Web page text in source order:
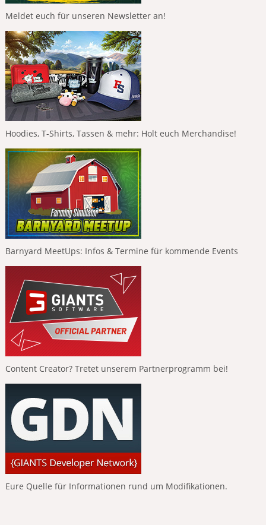
Meldet euch für unseren Newsletter an!
Hoodies, T-Shirts, Tassen & mehr: Holt euch Merchandise!
Barnyard MeetUps: Infos & Termine für kommende Events
Content Creator? Tretet unserem Partnerprogramm bei!
Eure Quelle für Informationen rund um Modifikationen.